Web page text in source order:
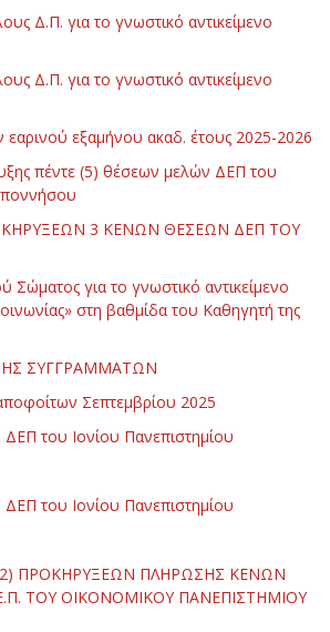
Δ.Π. για το γνωστικό αντικείμενο
Δ.Π. για το γνωστικό αντικείμενο
εξαμήνου ακαδ. έτους 2025-2026
πέντε (5) θέσεων μελών ΔΕΠ του
3 ΚΕΝΩΝ ΘΕΣΕΩΝ ΔΕΠ ΤΟΥ
Σώματος για το γνωστικό αντικείμενο
στη βαθμίδα του Καθηγητή της
ΣΥΓΓΡΑΜΜΑΤΩΝ
Σεπτεμβρίου 2025
του Ιονίου Πανεπιστημίου
του Ιονίου Πανεπιστημίου
ΠΡΟΚΗΡΥΞΕΩΝ ΠΛΗΡΩΣΗΣ ΚΕΝΩΝ
ΤΟΥ ΟΙΚΟΝΟΜΙΚΟΥ ΠΑΝΕΠΙΣΤΗΜΙΟΥ